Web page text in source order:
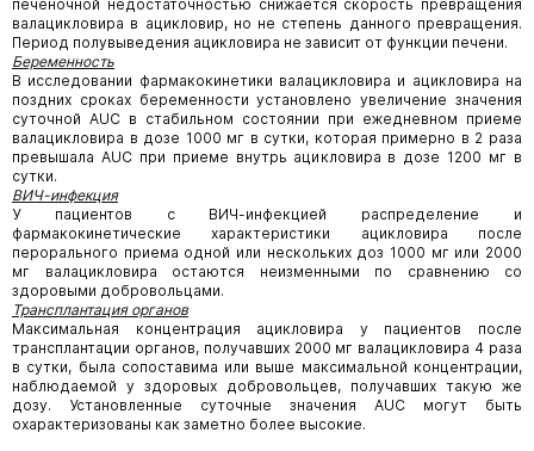
печеночной недостаточностью снижается скорость превращения
валацикловира в ацикловир, но не степень данного превращения.
Период полувыведения ацикловира не зависит от функции печени.
Беременность
В исследовании фармакокинетики валацикловира и ацикловира на
поздних сроках беременности установлено увеличение значения
суточной AUC в стабильном состоянии при ежедневном приеме
валацикловира в дозе 1000 мг в сутки, которая примерно в 2 раза
превышала AUC при приеме внутрь ацикловира в дозе 1200 мг в
сутки.
ВИЧ-инфекция
У пациентов с ВИЧ-инфекцией распределение и
фармакокинетические характеристики ацикловира после
перорального приема одной или нескольких доз 1000 мг или 2000
мг валацикловира остаются неизменными по сравнению со
здоровыми добровольцами.
Трансплантация органов
Максимальная концентрация ацикловира у пациентов после
трансплантации органов, получавших 2000 мг валацикловира 4 раза
в сутки, была сопоставима или выше максимальной концентрации,
наблюдаемой у здоровых добровольцев, получавших такую же
дозу. Установленные суточные значения AUC могут быть
охарактеризованы как заметно более высокие.